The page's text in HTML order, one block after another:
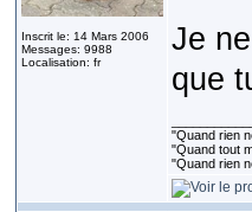
Inscrit le: 14 Mars 2006
Messages: 9988
Localisation: fr
Je
que
"Quand rien
"Quand tout
"Quand rien